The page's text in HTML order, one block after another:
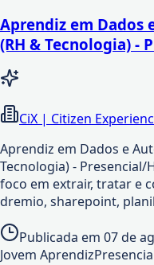
Aprendiz em Dados
(RH & Tecnologia) -
CiX | Citizen
Aprendiz em Dados e
Tecnologia) - Presencial/
foco em extrair, tratar e
dremio, sharepoint,
Publicada em 07 de
Jovem Aprendiz